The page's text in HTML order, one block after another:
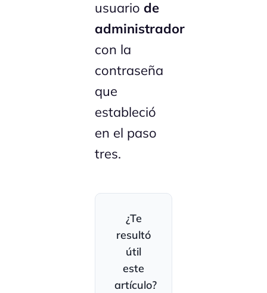
usuario de
administrador
con la
contraseña
que
estableció
en el paso
tres.
¿Te
resultó
útil
este
artículo?